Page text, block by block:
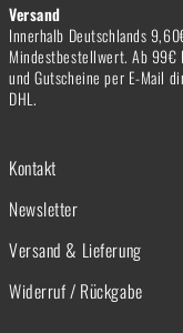
Versand
Innerhalb Deutschlands
Mindestbestellwert. Ab
und Gutscheine per E-Mail
DHL.
Kontakt
Newsletter
Versand & Lieferung
Widerruf / Rückgabe